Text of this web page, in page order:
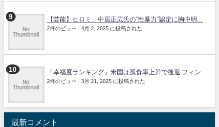
【芸能】ヒロミ、中居正広氏の“性暴力”認定に胸中明...
2件のビュー 4月 2, 2025 に投稿された
「幸福度ランキング」米国は孤食率上昇で後退 フィン...
2件のビュー 3月 21, 2025 に投稿された
最新コメント